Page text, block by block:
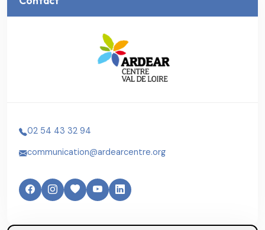
02 54 43 32 94
communication@ardearcentre.org